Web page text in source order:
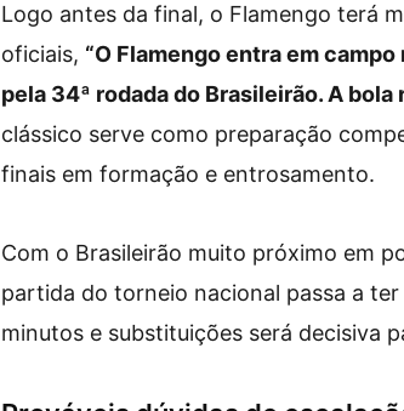
Logo antes da final, o Flamengo terá
oficiais, “O Flamengo entra em
pela 34ª rodada do Brasileirão. A
clássico serve como preparação
finais em formação e entrosamento.
Com o Brasileirão muito próximo em
partida do torneio nacional passa a
minutos e substituições será decisiva